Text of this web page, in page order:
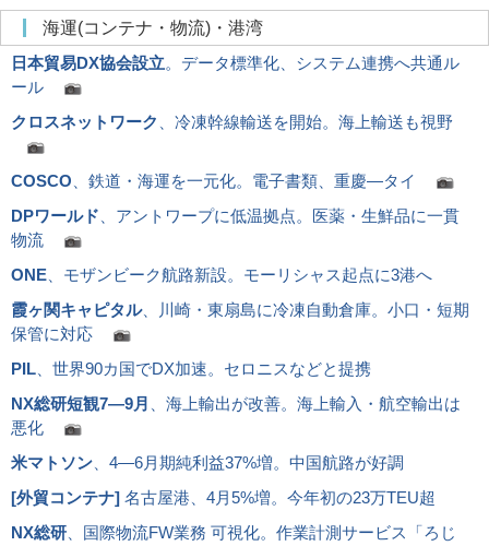
海運(コンテナ・物流)・港湾
日本貿易DX協会設立。データ標準化、システム連携へ共通ル
ール
クロスネットワーク
、冷凍幹線輸送を開始。海上輸送も視野
COSCO 、鉄道・海運を一元化。電子書類、重慶―タイ
DPワールド 、アントワープに低温拠点。医薬・生鮮品に一貫
物流
ONE 、モザンビーク航路新設。モーリシャス起点に3港へ
霞ヶ関キャピタル、川崎・東扇島に冷凍自動倉庫。小口・短期
保管に対応
PIL 、世界90カ国でDX加速。セロニスなどと提携
NX総研短観7―9月
、海上輸出が改善。海上輸入・航空輸出は
悪化
米マトソン 、4―6月期純利益37%増。中国航路が好調
[外貿コンテナ] 名古屋港、4月5%増。今年初の23万TEU超
NX総研 、国際物流FW業務 可視化。作業計測サービス「ろじ